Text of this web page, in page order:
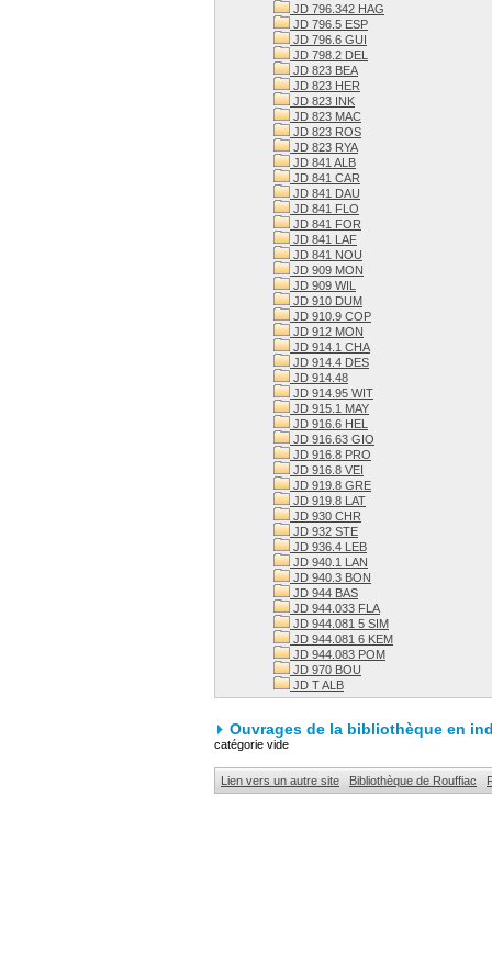
JD 796.342 HAG
JD 796.5 ESP
JD 796.6 GUI
JD 798.2 DEL
JD 823 BEA
JD 823 HER
JD 823 INK
JD 823 MAC
JD 823 ROS
JD 823 RYA
JD 841 ALB
JD 841 CAR
JD 841 DAU
JD 841 FLO
JD 841 FOR
JD 841 LAF
JD 841 NOU
JD 909 MON
JD 909 WIL
JD 910 DUM
JD 910.9 COP
JD 912 MON
JD 914.1 CHA
JD 914.4 DES
JD 914.48
JD 914.95 WIT
JD 915.1 MAY
JD 916.6 HEL
JD 916.63 GIO
JD 916.8 PRO
JD 916.8 VEI
JD 919.8 GRE
JD 919.8 LAT
JD 930 CHR
JD 932 STE
JD 936.4 LEB
JD 940.1 LAN
JD 940.3 BON
JD 944 BAS
JD 944.033 FLA
JD 944.081 5 SIM
JD 944.081 6 KEM
JD 944.083 POM
JD 970 BOU
JD T ALB
Ouvrages de la bibliothèque en
catégorie vide
Lien vers un autre site Bibliothèque de Rouffiac